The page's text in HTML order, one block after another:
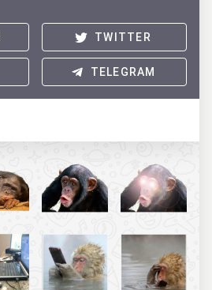
TWITTER
TELEGRAM